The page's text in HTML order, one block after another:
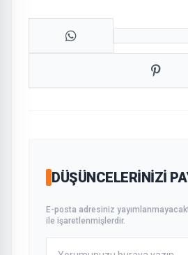
DÜŞÜNCELERINIZI
E-posta adresiniz
ile işaretlenmişlerdir.